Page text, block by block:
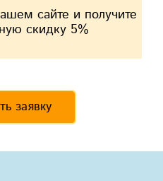
сайте и получите
скидку 5%
заявку